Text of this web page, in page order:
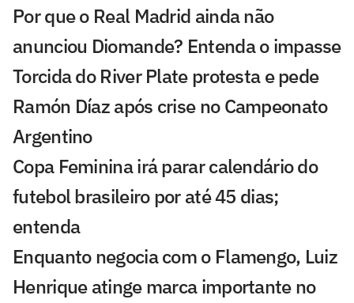
Por que o Real Madrid ainda não
anunciou Diomande? Entenda o impasse
Torcida do River Plate protesta e pede
Ramón Díaz após crise no Campeonato
Argentino
Copa Feminina irá parar calendário do
futebol brasileiro por até 45 dias;
entenda
Enquanto negocia com o Flamengo, Luiz
Henrique atinge marca importante no